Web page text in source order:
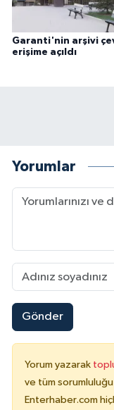
Garanti'nin arşivi
erişime açıldı
Yorumlar
Gönder
Yorum yazarak
ve tüm
Enterhaber.com